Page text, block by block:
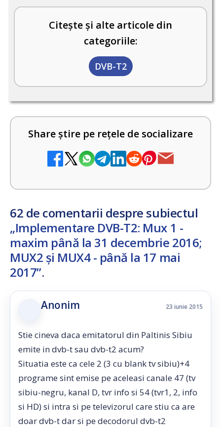
Citește și alte articole din
categoriile:
DVB-T2
Share știre pe rețele de socializare
62 de comentarii despre subiectul
„Implementare DVB-T2: Mux 1 -
maxim până la 31 decembrie 2016;
MUX2 şi MUX4 - până la 17 mai
2017”.
Anonim 23 iunie 2015
Stie cineva daca emitatorul din Paltinis Sibiu
emite in dvb-t sau dvb-t2 acum?
Situatia este ca cele 2 (3 cu blank tv sibiu)+4
programe sint emise pe aceleasi canale 47 (tv
sibiu-negru, kanal D, tvr info si 54 (tvr1, 2, info
si HD) si intra si pe televizorul care stiu ca are
doar dvb-t dar si pe decodorul dvb-t2